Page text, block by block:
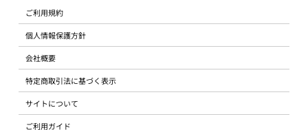
ご利用規約
個人情報保護方針
会社概要
特定商取引法に基づく表示
サイトについて
ご利用ガイド